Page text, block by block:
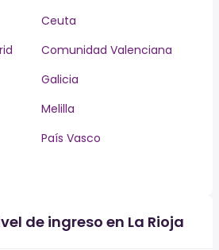
Ceuta
Comunidad Valenciana
Galicia
Melilla
País Vasco
de ingreso en La Rioja